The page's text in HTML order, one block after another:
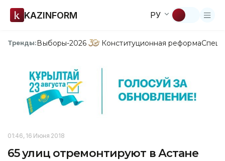
KAZINFORM РУ
Тренды:Выборы-2026 Конституционная реформа
01:46, 16 Июня 2018
65 улиц отремонтируют в Астане